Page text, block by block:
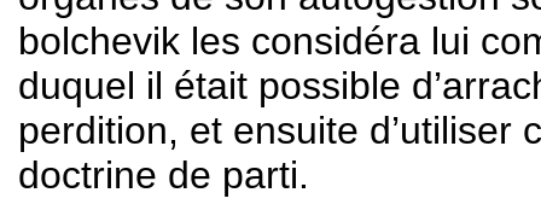
bolchevik les considéra lui
duquel il était possible
perdition, et ensuite d’utiliser
doctrine de parti.